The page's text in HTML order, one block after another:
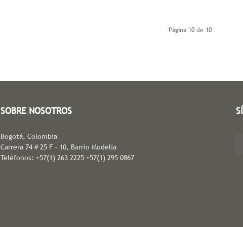
Página 10 de 10
SOBRE NOSOTROS
Bogotá, Colombia
Carrera 74 # 25 F - 10, Barrio Modelia
Teléfonos: +57(1) 263 2225 +57(1) 295 0867